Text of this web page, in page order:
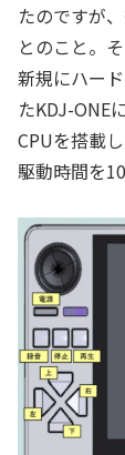
たのですが
とのこと。
新規にハー
たKDJ-ONE
CPUを搭載
駆動時間を